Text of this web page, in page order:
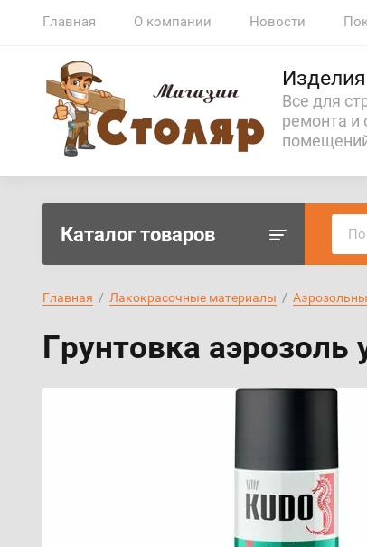
Главная О компании Новости
Все для
ремонта и
Каталог товаров
Главная
  /
Лакокрасочные материалы
  /
Грунтовка аэрозоль